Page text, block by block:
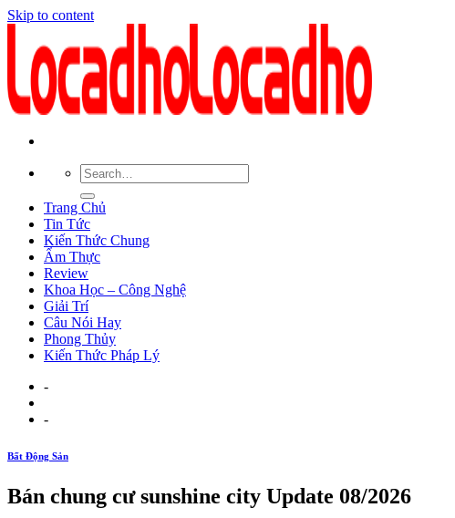
Skip to content
Trang Chủ
Tin Tức
Kiến Thức Chung
Ẩm Thực
Review
Khoa Học – Công Nghệ
Giải Trí
Câu Nói Hay
Phong Thủy
Kiến Thức Pháp Lý
-
-
Bất Động Sản
Bán chung cư sunshine city Update 08/2026